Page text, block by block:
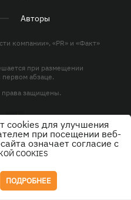
Авторы
компании», «PR» и «Факт»
при размещении
первом абзаце.
защищены.
cookies для улучшения
при посещении веб-
означает согласие с
COOKIES
ПОДРОБНЕЕ